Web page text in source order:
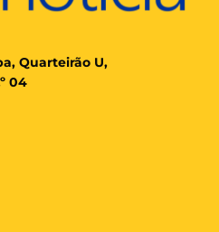
Quarteirão U,
04